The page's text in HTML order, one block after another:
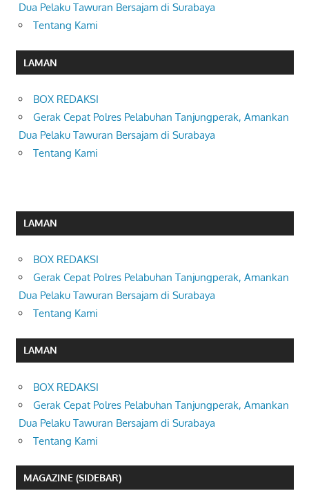
Dua Pelaku Tawuran Bersajam di Surabaya
Tentang Kami
LAMAN
BOX REDAKSI
Gerak Cepat Polres Pelabuhan Tanjungperak, Amankan
Dua Pelaku Tawuran Bersajam di Surabaya
Tentang Kami
LAMAN
BOX REDAKSI
Gerak Cepat Polres Pelabuhan Tanjungperak, Amankan
Dua Pelaku Tawuran Bersajam di Surabaya
Tentang Kami
LAMAN
BOX REDAKSI
Gerak Cepat Polres Pelabuhan Tanjungperak, Amankan
Dua Pelaku Tawuran Bersajam di Surabaya
Tentang Kami
MAGAZINE (SIDEBAR)